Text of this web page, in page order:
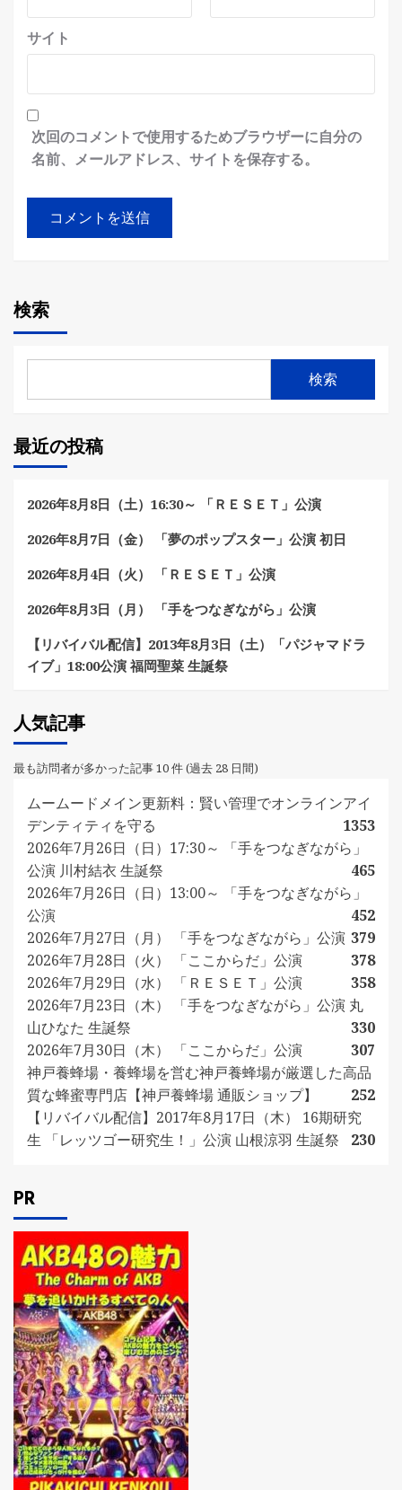
サイト
次回のコメントで使用するためブラウザーに自分の
名前、メールアドレス、サイトを保存する。
検索
検索
最近の投稿
2026年8月8日（土）16:30～ 「ＲＥＳＥＴ」公演
2026年8月7日（金） 「夢のポップスター」公演 初日
2026年8月4日（火） 「ＲＥＳＥＴ」公演
2026年8月3日（月） 「手をつなぎながら」公演
【リバイバル配信】2013年8月3日（土）「パジャマドラ
イブ」18:00公演 福岡聖菜 生誕祭
人気記事
最も訪問者が多かった記事 10 件 (過去 28 日間)
ムームードメイン更新料：賢い管理でオンラインアイ
デンティティを守る
1353
2026年7月26日（日）17:30～ 「手をつなぎながら」
公演 川村結衣 生誕祭
465
2026年7月26日（日）13:00～ 「手をつなぎながら」
公演
452
2026年7月27日（月） 「手をつなぎながら」公演 379
2026年7月28日（火） 「ここからだ」公演
378
2026年7月29日（水） 「ＲＥＳＥＴ」公演
358
2026年7月23日（木） 「手をつなぎながら」公演 丸
山ひなた 生誕祭
330
2026年7月30日（木） 「ここからだ」公演
307
神戸養蜂場・養蜂場を営む神戸養蜂場が厳選した高品
質な蜂蜜専門店【神戸養蜂場 通販ショップ】
252
【リバイバル配信】2017年8月17日（木） 16期研究
生 「レッツゴー研究生！」公演 山根涼羽 生誕祭
230
PR